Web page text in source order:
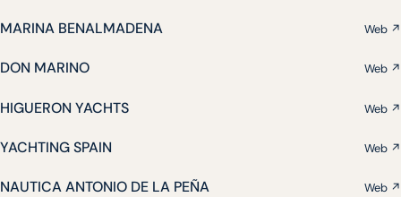
MARINA BENALMADENA Web ↗
DON MARINO Web ↗
HIGUERON YACHTS Web ↗
YACHTING SPAIN Web ↗
NAUTICA ANTONIO DE LA PEÑA Web ↗